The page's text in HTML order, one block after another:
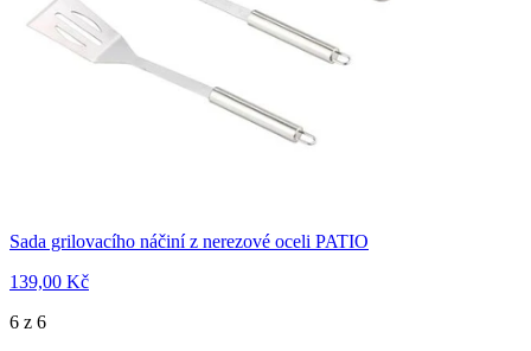
Sada grilovacího náčiní z nerezové oceli PATIO
139,00 Kč
6 z 6